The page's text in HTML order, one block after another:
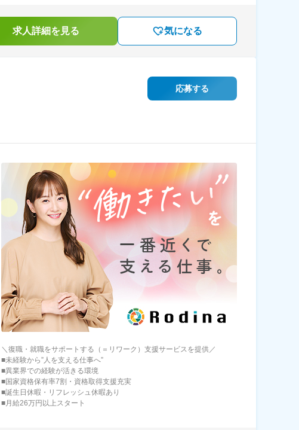
求人詳細を見る 気になる
応募する
＼復職・就職をサポートする（＝リワーク）支援サービスを提供／
■未経験から”人を支える仕事へ”
■異業界での経験が活きる環境
■国家資格保有率7割・資格取得支援充実
■誕生日休暇・リフレッシュ休暇あり
■月給26万円以上スタート